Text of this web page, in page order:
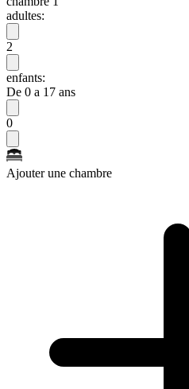
adultes:
2
enfants:
De 0 a 17 ans
0
Ajouter une chambre